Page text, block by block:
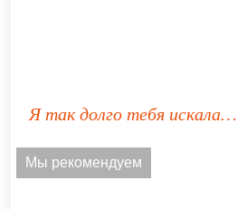
Я так долго тебя искала…
Мы рекомендуем